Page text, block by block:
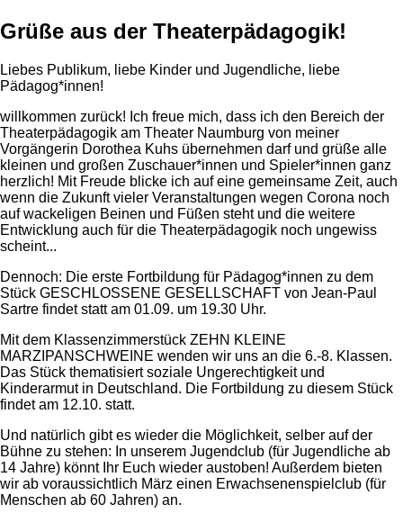
Grüße aus der Theaterpädagogik!
Liebes Publikum, liebe Kinder und Jugendliche, liebe
Pädagog*innen!
willkommen zurück! Ich freue mich, dass ich den Bereich der
Theaterpädagogik am Theater Naumburg von meiner
Vorgängerin Dorothea Kuhs übernehmen darf und grüße alle
kleinen und großen Zuschauer*innen und Spieler*innen ganz
herzlich! Mit Freude blicke ich auf eine gemeinsame Zeit, auch
wenn die Zukunft vieler Veranstaltungen wegen Corona noch
auf wackeligen Beinen und Füßen steht und die weitere
Entwicklung auch für die Theaterpädagogik noch ungewiss
scheint...
Dennoch: Die erste Fortbildung für Pädagog*innen zu dem
Stück GESCHLOSSENE GESELLSCHAFT von Jean-Paul
Sartre findet statt am 01.09. um 19.30 Uhr.
Mit dem Klassenzimmerstück ZEHN KLEINE
MARZIPANSCHWEINE wenden wir uns an die 6.-8. Klassen.
Das Stück thematisiert soziale Ungerechtigkeit und
Kinderarmut in Deutschland. Die Fortbildung zu diesem Stück
findet am 12.10. statt.
Und natürlich gibt es wieder die Möglichkeit, selber auf der
Bühne zu stehen: In unserem Jugendclub (für Jugendliche ab
14 Jahre) könnt Ihr Euch wieder austoben! Außerdem bieten
wir ab voraussichtlich März einen Erwachsenenspielclub (für
Menschen ab 60 Jahren) an.